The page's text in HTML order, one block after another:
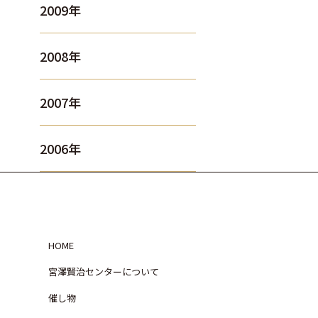
2009年
2008年
2007年
2006年
HOME
宮澤賢治センターについて
催し物